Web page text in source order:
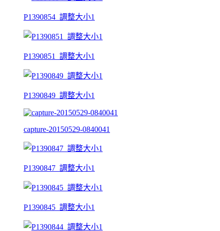
P1390854_調整大小1
P1390851_調整大小1
P1390849_調整大小1
capture-20150529-0840041
P1390847_調整大小1
P1390845_調整大小1